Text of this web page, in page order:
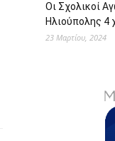
Οι Σχολικοί
Ηλιούπολης 4
23 Μαρτίου, 2024